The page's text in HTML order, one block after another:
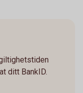
ditt BankID.